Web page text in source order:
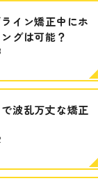
イン矯正中にホ
グは可能？
波乱万丈な矯正